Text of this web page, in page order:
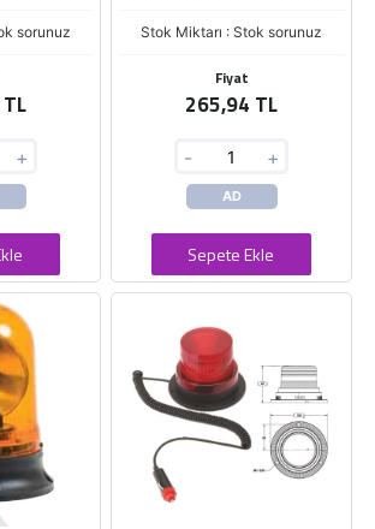
sorunuz
+
Stok Miktarı : Stok sorunuz
Fiyat
265,94 TL
- +
AD
Sepete Ekle